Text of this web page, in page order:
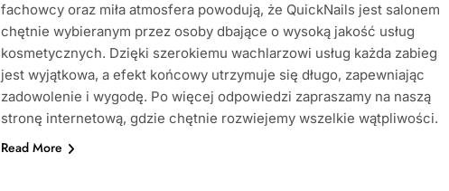
fachowcy oraz miła atmosfera powodują, że QuickNails jest salonem
chętnie wybieranym przez osoby dbające o wysoką jakość usług
kosmetycznych. Dzięki szerokiemu wachlarzowi usług każda zabieg
jest wyjątkowa, a efekt końcowy utrzymuje się długo, zapewniając
zadowolenie i wygodę. Po więcej odpowiedzi zapraszamy na naszą
stronę internetową, gdzie chętnie rozwiejemy wszelkie wątpliwości.
Read More